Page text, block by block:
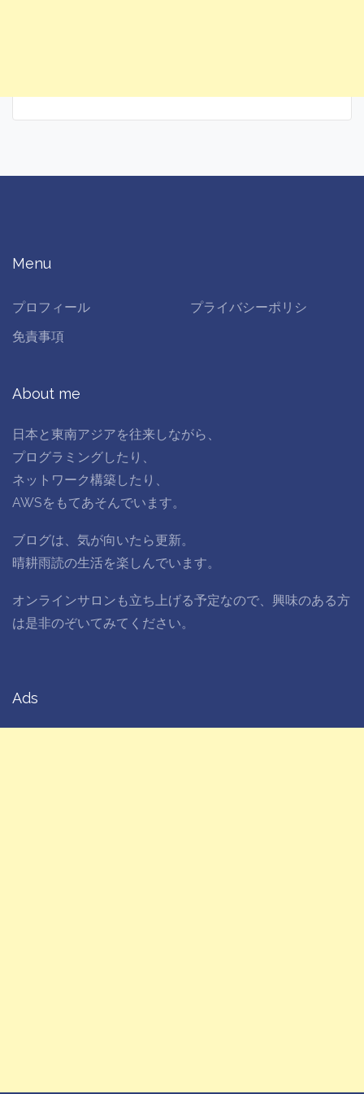
Menu
プロフィール
プライバシーポリシ
免責事項
About me
日本と東南アジアを往来しながら、
プログラミングしたり、
ネットワーク構築したり、
AWSをもてあそんでいます。
ブログは、気が向いたら更新。
晴耕雨読の生活を楽しんでいます。
オンラインサロンも立ち上げる予定なので、興味のある方
は是非のぞいてみてください。
Ads